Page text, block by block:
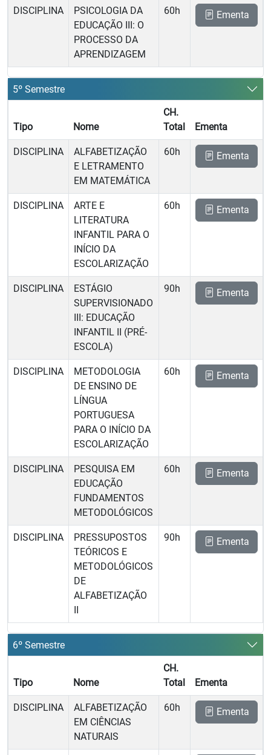
DISCIPLINA
PSICOLOGIA DA
EDUCAÇÃO III: O
PROCESSO DA
APRENDIZAGEM
60h Ementa
5º Semestre
Tipo Nome
CH.
Total
Ementa
DISCIPLINA
ALFABETIZAÇÃO
E LETRAMENTO
EM MATEMÁTICA
60h Ementa
DISCIPLINA
ARTE E
LITERATURA
INFANTIL PARA O
INÍCIO DA
ESCOLARIZAÇÃO
60h Ementa
DISCIPLINA
ESTÁGIO
SUPERVISIONADO
III: EDUCAÇÃO
INFANTIL II (PRÉ-
ESCOLA)
90h Ementa
DISCIPLINA
METODOLOGIA
DE ENSINO DE
LÍNGUA
PORTUGUESA
PARA O INÍCIO DA
ESCOLARIZAÇÃO
60h Ementa
DISCIPLINA
PESQUISA EM
EDUCAÇÃO 
FUNDAMENTOS
METODOLÓGICOS
60h Ementa
DISCIPLINA
PRESSUPOSTOS
TEÓRICOS E
METODOLÓGICOS
DE
ALFABETIZAÇÃO
II
90h Ementa
6º Semestre
Tipo Nome
CH.
Total
Ementa
DISCIPLINA
ALFABETIZAÇÃO
EM CIÊNCIAS
NATURAIS
60h Ementa